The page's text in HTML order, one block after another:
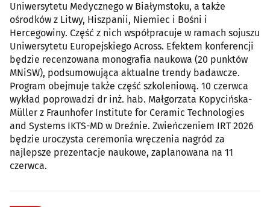
Uniwersytetu Medycznego w Białymstoku, a także
ośrodków z Litwy, Hiszpanii, Niemiec i Bośni i
Hercegowiny. Część z nich współpracuje w ramach sojuszu
Uniwersytetu Europejskiego Across. Efektem konferencji
będzie recenzowana monografia naukowa (20 punktów
MNiSW), podsumowująca aktualne trendy badawcze.
Program obejmuje także część szkoleniową. 10 czerwca
wykład poprowadzi dr inż. hab. Małgorzata Kopycińska-
Müller z Fraunhofer Institute for Ceramic Technologies
and Systems IKTS-MD w Dreźnie. Zwieńczeniem IRT 2026
będzie uroczysta ceremonia wręczenia nagród za
najlepsze prezentacje naukowe, zaplanowana na 11
czerwca.